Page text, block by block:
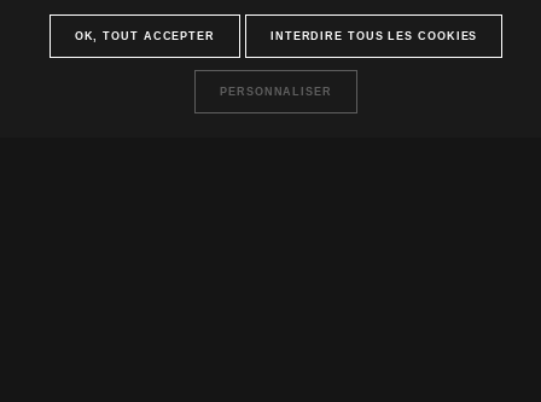
OK, TOUT ACCEPTER INTERDIRE TOUS LES COOKIES
PERSONNALISER